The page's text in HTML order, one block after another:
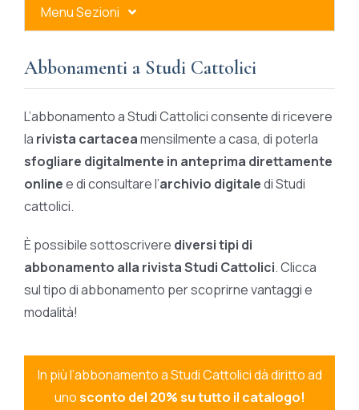
Menu Sezioni
Ares Gold
Ares Digital
Ares Gift Card
Abbonamenti a Studi Cattolici
L’abbonamento a Studi Cattolici consente di ricevere
la rivista cartaceamensilmente a casa, di poterla
sfogliare digitalmente in anteprima direttamente
onlinee di consultare l’archivio digitaledi Studi
cattolici.
È possibile sottoscrivere diversi tipi di
abbonamento alla rivista Studi Cattolici. Clicca
sul tipo di abbonamento per scoprirne vantaggi e
modalità!
In più l’abbonamento a Studi Cattolici dà diritto ad
unosconto del 20% su tutto il catalogo!